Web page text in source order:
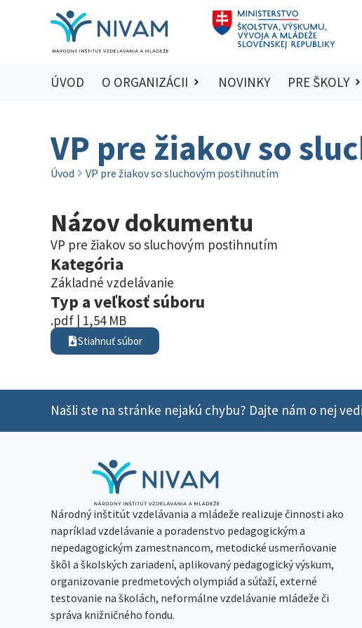
ÚVOD O ORGANIZÁCII NOVINKY PRE ŠKOLY
VP pre žiakov so
Úvod VP pre žiakov so sluchovým postihnutím
Názov dokumentu
VP pre žiakov so sluchovým postihnutím
Kategória
Základné vzdelávanie
Typ a veľkosť súboru
.pdf | 1,54 MB
Stiahnuť súbor
Našli ste na stránke nejakú chybu? Dajte nám o nej
Národný inštitút vzdelávania a mládeže realizuje činnosti ako
napríklad vzdelávanie a poradenstvo pedagogickým a
nepedagogickým zamestnancom, metodické usmerňovanie
škôl a školských zariadení, aplikovaný pedagogický výskum,
organizovanie predmetových olympiád a súťaží, externé
testovanie na školách, neformálne vzdelávanie mládeže či
správa knižničného fondu.